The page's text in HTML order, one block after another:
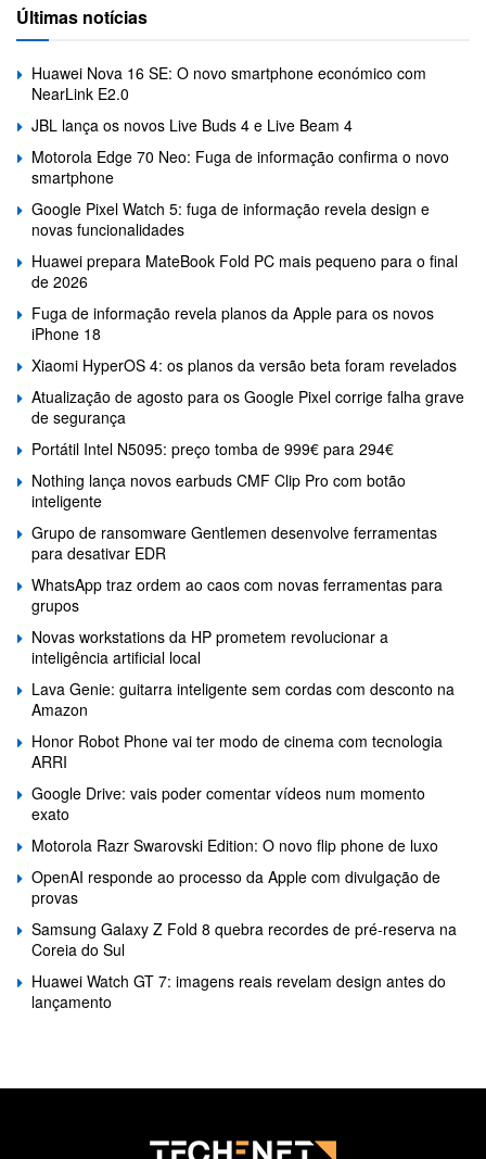
Últimas notícias
Huawei Nova 16 SE: O novo smartphone económico com
NearLink E2.0
JBL lança os novos Live Buds 4 e Live Beam 4
Motorola Edge 70 Neo: Fuga de informação confirma o novo
smartphone
Google Pixel Watch 5: fuga de informação revela design e
novas funcionalidades
Huawei prepara MateBook Fold PC mais pequeno para o final
de 2026
Fuga de informação revela planos da Apple para os novos
iPhone 18
Xiaomi HyperOS 4: os planos da versão beta foram revelados
Atualização de agosto para os Google Pixel corrige falha grave
de segurança
Portátil Intel N5095: preço tomba de 999€ para 294€
Nothing lança novos earbuds CMF Clip Pro com botão
inteligente
Grupo de ransomware Gentlemen desenvolve ferramentas
para desativar EDR
WhatsApp traz ordem ao caos com novas ferramentas para
grupos
Novas workstations da HP prometem revolucionar a
inteligência artificial local
Lava Genie: guitarra inteligente sem cordas com desconto na
Amazon
Honor Robot Phone vai ter modo de cinema com tecnologia
ARRI
Google Drive: vais poder comentar vídeos num momento
exato
Motorola Razr Swarovski Edition: O novo flip phone de luxo
OpenAI responde ao processo da Apple com divulgação de
provas
Samsung Galaxy Z Fold 8 quebra recordes de pré-reserva na
Coreia do Sul
Huawei Watch GT 7: imagens reais revelam design antes do
lançamento